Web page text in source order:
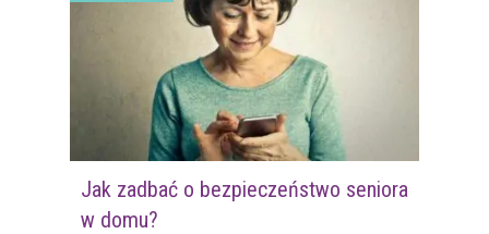
Jak zadbać o bezpieczeństwo seniora
w domu?